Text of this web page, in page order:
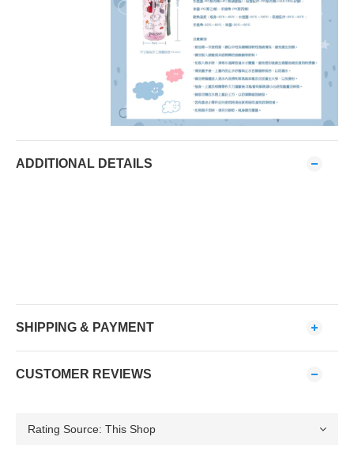
ADDITIONAL DETAILS
SHIPPING & PAYMENT
CUSTOMER REVIEWS